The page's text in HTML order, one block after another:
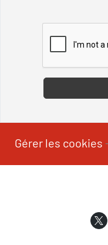
Gérer les cookies